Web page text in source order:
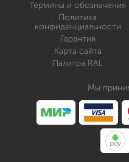
Термины и обозначения
Политика
конфиденциальности
Гарантия
Карта сайта
Палитра RAL
Мы